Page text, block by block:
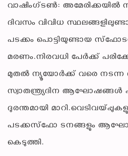
വാഷിംഗ്ടണ്‍: അമേരിക്കയില്‍
ദിവസം വിവിധ
പടക്കം പൊട്ടിയുണ്ടായ
മരണം.നിരവധി പേര്‍ക്ക്
മുതല്‍ ന്യൂയോര്‍ക്ക് വരെ നടന്ന
സ്വാതന്ത്ര്യദിന ആഘോഷങ്ങള്‍
ദുരന്തമായി
പടക്കസ്‌ഫോ ടനങ്ങളും
കെടുത്തി.